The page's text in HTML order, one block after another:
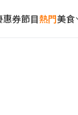
惠券節目熱門美食